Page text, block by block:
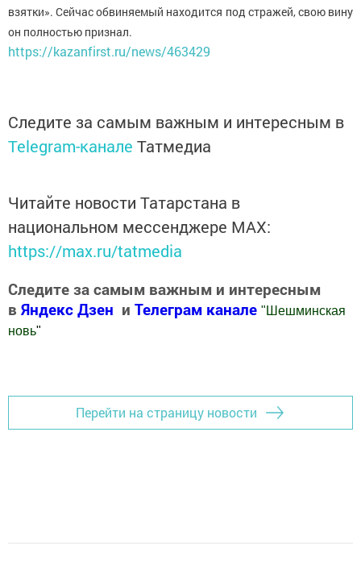
взятки». Сейчас обвиняемый находится под стражей, свою вину
он полностью признал.
https://kazanfirst.ru/news/463429
Следите за самым важным и интересным в
Telegram-канале Татмедиа
Читайте новости Татарстана в
национальном мессенджере MАХ:
https://max.ru/tatmedia
Следите за самым важным и интересным
в Яндекс Дзен и Телеграм канале " Шешминская
новь"
Перейти на страницу новости